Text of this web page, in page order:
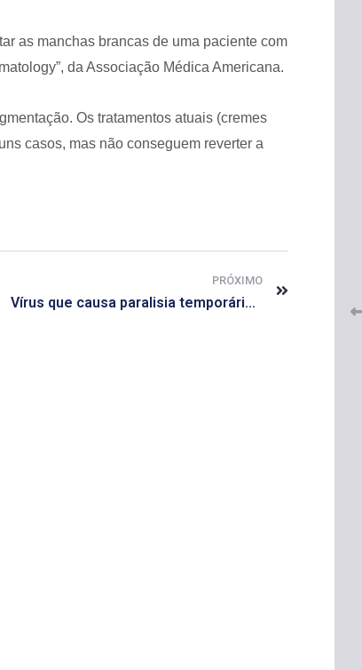
as manchas brancas de uma paciente com
da Associação Médica Americana.
Os tratamentos atuais (cremes
casos, mas não conseguem reverter a
PRÓXIMO
Vírus que causa paralisia temporária em crianças é encontrado em Manaus
do acesso gratuito à Academia
26 de maio de 2026